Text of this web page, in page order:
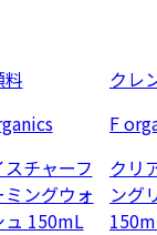
料
スチャーフ
ミングウォ
ュ 150mL
クレ
F
クリ
ング